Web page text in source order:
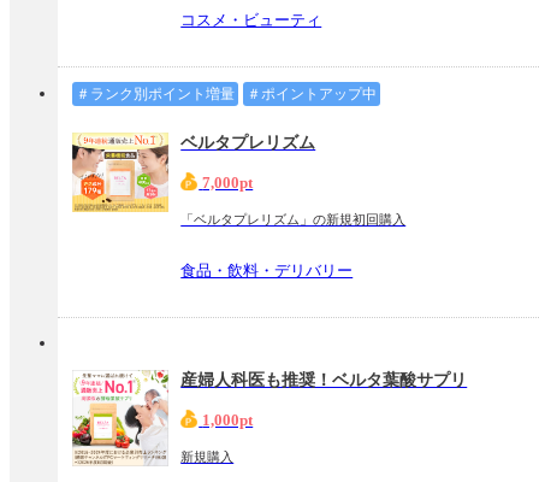
コスメ・ビューティ
＃ランク別ポイント増量 ＃ポイントアップ中
ベルタプレリズム
7,000pt
「ベルタプレリズム」の新規初回購入
食品・飲料・デリバリー
産婦人科医も推奨！ベルタ葉酸サプリ
1,000pt
新規購入